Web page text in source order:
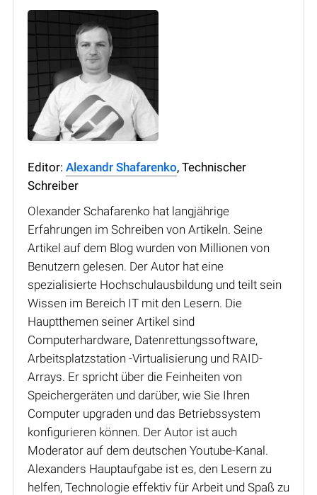
Editor: Alexandr Shafarenko, Technischer
Schreiber
Olexander Schafarenko hat langjährige
Erfahrungen im Schreiben von Artikeln. Seine
Artikel auf dem Blog wurden von Millionen von
Benutzern gelesen. Der Autor hat eine
spezialisierte Hochschulausbildung und teilt sein
Wissen im Bereich IT mit den Lesern. Die
Hauptthemen seiner Artikel sind
Computerhardware, Datenrettungssoftware,
Arbeitsplatzstation -Virtualisierung und RAID-
Arrays. Er spricht über die Feinheiten von
Speichergeräten und darüber, wie Sie Ihren
Computer upgraden und das Betriebssystem
konfigurieren können. Der Autor ist auch
Moderator auf dem deutschen Youtube-Kanal.
Alexanders Hauptaufgabe ist es, den Lesern zu
helfen, Technologie effektiv für Arbeit und Spaß zu